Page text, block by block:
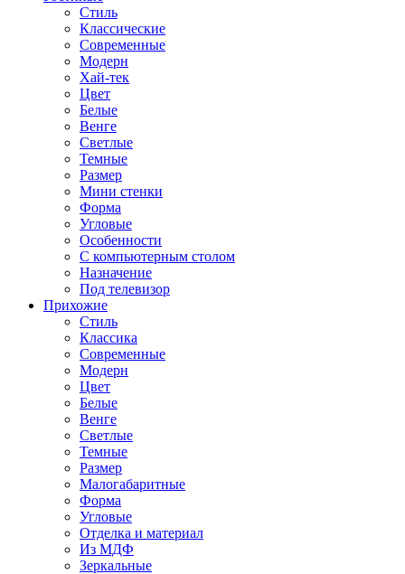
Стиль
Классические
Современные
Модерн
Хай-тек
Цвет
Белые
Венге
Светлые
Темные
Размер
Мини стенки
Форма
Угловые
Особенности
С компьютерным столом
Назначение
Под телевизор
Прихожие
Стиль
Классика
Современные
Модерн
Цвет
Белые
Венге
Светлые
Темные
Размер
Малогабаритные
Форма
Угловые
Отделка и материал
Из МДФ
Зеркальные